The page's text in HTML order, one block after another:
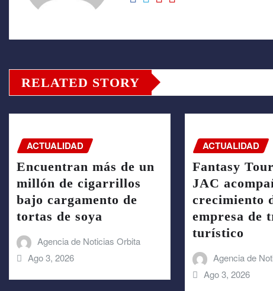
RELATED STORY
ACTUALIDAD
Encuentran más de un
millón de cigarrillos
bajo cargamento de
tortas de soya
Agencia de Noticias Orbita
Ago 3, 2026
ACTUALIDAD
Fantasy
JAC
crecimiento
empresa de
turístico
Agencia de
Ago 3, 2026